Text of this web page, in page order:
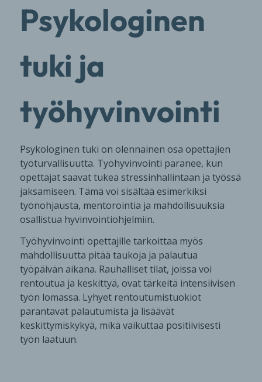
Psykologinen
tuki ja
työhyvinvointi
Psykologinen tuki on olennainen osa opettajien
työturvallisuutta. Työhyvinvointi paranee, kun
opettajat saavat tukea stressinhallintaan ja työssä
jaksamiseen. Tämä voi sisältää esimerkiksi
työnohjausta, mentorointia ja mahdollisuuksia
osallistua hyvinvointiohjelmiin.
Työhyvinvointi opettajille tarkoittaa myös
mahdollisuutta pitää taukoja ja palautua
työpäivän aikana. Rauhalliset tilat, joissa voi
rentoutua ja keskittyä, ovat tärkeitä intensiivisen
työn lomassa. Lyhyet rentoutumistuokiot
parantavat palautumista ja lisäävät
keskittymiskykyä, mikä vaikuttaa positiivisesti
työn laatuun.